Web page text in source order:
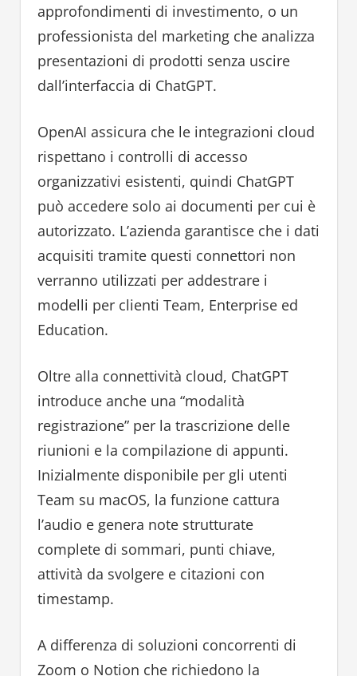
approfondimenti di investimento, o un
professionista del marketing che analizza
presentazioni di prodotti senza uscire
dall’interfaccia di ChatGPT.
OpenAI assicura che le integrazioni cloud
rispettano i controlli di accesso
organizzativi esistenti, quindi ChatGPT
può accedere solo ai documenti per cui è
autorizzato. L’azienda garantisce che i dati
acquisiti tramite questi connettori non
verranno utilizzati per addestrare i
modelli per clienti Team, Enterprise ed
Education.
Oltre alla connettività cloud, ChatGPT
introduce anche una “modalità
registrazione” per la trascrizione delle
riunioni e la compilazione di appunti.
Inizialmente disponibile per gli utenti
Team su macOS, la funzione cattura
l’audio e genera note strutturate
complete di sommari, punti chiave,
attività da svolgere e citazioni con
timestamp.
A differenza di soluzioni concorrenti di
Zoom o Notion che richiedono la